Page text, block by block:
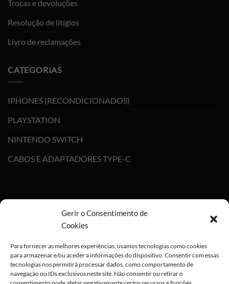
Gerir o Consentimento de
Cookies
Para fornecer as melhores experiências, usamos tecnologias como cookies
para armazenar e/ou aceder a informações do dispositivo. Consentir com essas
tecnologias nos permitirá processar dados, como comportamento de
navegação ou IDs exclusivos neste site. Não consentir ou retirar o
Trocas e devoluções
Resolução de litígios
Livro de reclamações
CATEGORIAS
IPHONES (RECONDICIONADOS)
PLAYSTATION
NINTENDO SWITCH
CABOS E ADAPTADORES TYPE-C